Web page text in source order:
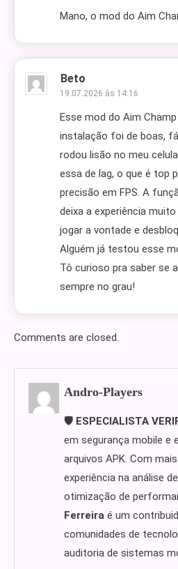
Mano, o mod do Aim
Beto
19.07.2026 às 14:16
Esse mod do Aim
instalação foi de boas,
rodou lisão no meu
essa de lag, o que é top
precisão em FPS. A
deixa a experiência
jogar a vontade e
Alguém já testou esse
Tô curioso pra saber se
sempre no grau!
Comments are closed.
Andro-Players
🛡️ ESPECIALISTA
em segurança mobile e
arquivos APK. Com
experiência na análise
otimização de
Ferreira é um
comunidades de
auditoria de sistemas